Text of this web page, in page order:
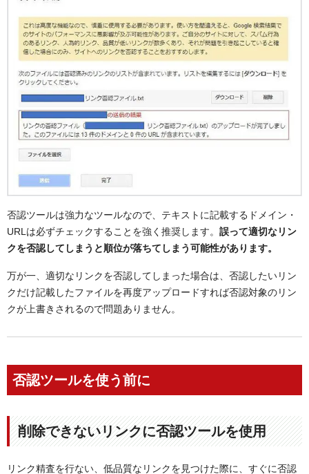
否認ツールは強力なツールなので、テキストに記載するドメイン・
URLは必ずチェックすることを強く推奨します。 誤って適切なリン
クを否認してしまうと順位が落ちてしまう可能性があります。
万が一、適切なリンクを否認してしまった場合は、否認したいリン
クだけ記載したファイルを再度アップロードすれば否認対象のリン
クが上書きされるので問題ありません。
否認ツールを使う前に
削除できないリンクに否認ツールを使用
リンク精査を行ない、低品質なリンクを見つけた際に、すぐに否認